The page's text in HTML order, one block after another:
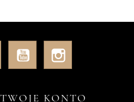
TWOJE KONTO